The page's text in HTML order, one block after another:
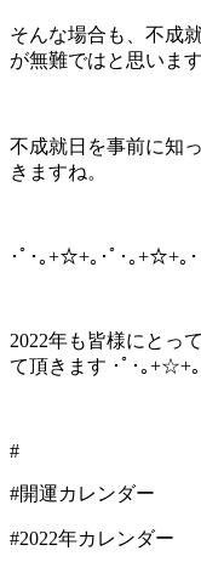
そんな場合も、不成
が無難ではと思います
不成就日を事前に知
きますね。
･ﾟ･｡+☆+｡･ﾟ･｡+☆+｡･
2022年も皆様にとっ
て頂きます ･ﾟ･｡+☆+
#
#開運カレンダー
#2022年カレンダー